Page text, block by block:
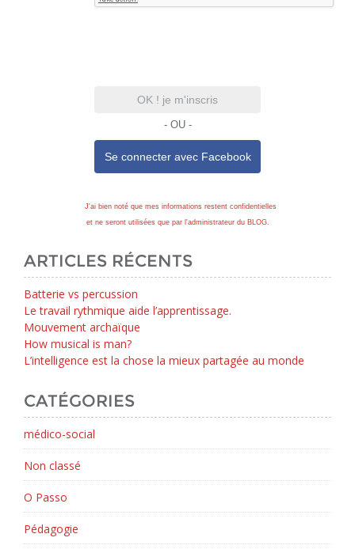
OK ! je m'inscris
- OU -
Se connecter avec Facebook
J'ai bien noté que mes informations restent confidentielles
et ne seront utilisées que par l'administrateur du BLOG.
ARTICLES RÉCENTS
Batterie vs percussion
Le travail rythmique aide l’apprentissage.
Mouvement archaïque
How musical is man?
L’intelligence est la chose la mieux partagée au monde
CATÉGORIES
médico-social
Non classé
O Passo
Pédagogie